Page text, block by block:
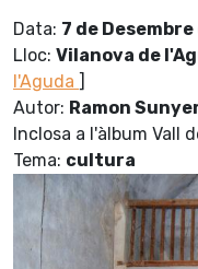
Data: 7 de Desembre
Lloc: Vilanova de
l'Aguda ]
Autor: Ramon
Inclosa a l'àlbum Vall
Tema: cultura